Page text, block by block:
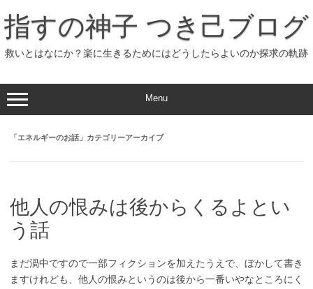
ン
テ
ン
ツ
へ
ッ
プ
指すの神子 つき己ブログ
救いとはなにか？楽に生きるためにはどうしたらよいのか探求の軌跡
Menu
「エネルギーのお話 」カテゴリーアーカイブ
他人の恨みは後からくるよとい
う話
まだ渦中ですので一部フィクションを加えたうえで、ぼかして書き
ますけれども、他人の恨みというのは後から一番いやなところにく